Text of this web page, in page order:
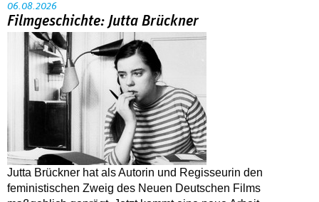
06.08.2026
Filmgeschichte: Jutta Brückner
Jutta Brückner hat als Autorin und Regisseurin den
feministischen Zweig des Neuen Deutschen Films